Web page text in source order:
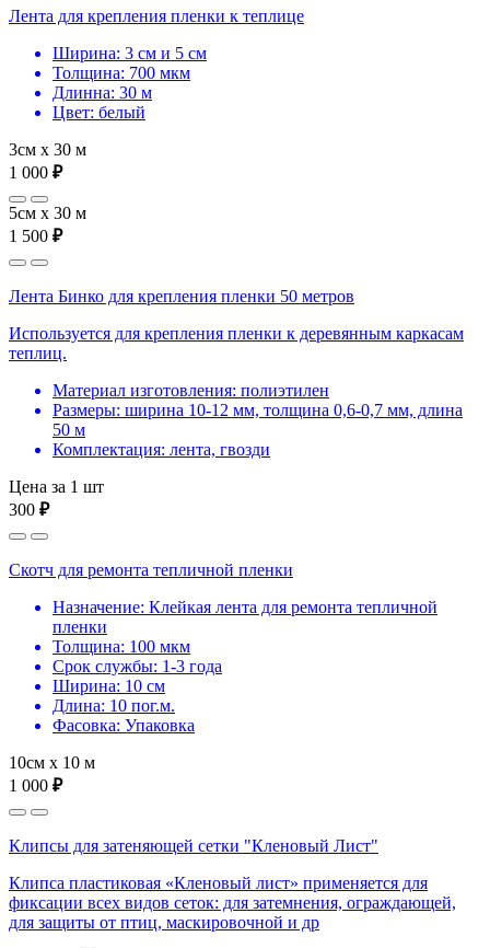
Лента для крепления пленки к теплице
Ширина: 3 см и 5 см
Толщина: 700 мкм
Длинна: 30 м
Цвет: белый
3см х 30 м
1 000 ₽
5см х 30 м
1 500 ₽
Лента Бинко для крепления пленки 50 метров
Используется для крепления пленки к деревянным каркасам
теплиц.
Материал изготовления: полиэтилен
Размеры: ширина 10-12 мм, толщина 0,6-0,7 мм, длина
50 м
Комплектация: лента, гвозди
Цена за 1 шт
300 ₽
Скотч для ремонта тепличной пленки
Назначение: Клейкая лента для ремонта тепличной
пленки
Толщина: 100 мкм
Срок службы: 1-3 года
Ширина: 10 см
Длина: 10 пог.м.
Фасовка: Упаковка
10см х 10 м
1 000 ₽
Клипсы для затеняющей сетки "Кленовый Лист"
Клипса пластиковая «Кленовый лист» применяется для
фиксации всех видов сеток: для затемнения, ограждающей,
для защиты от птиц, маскировочной и др